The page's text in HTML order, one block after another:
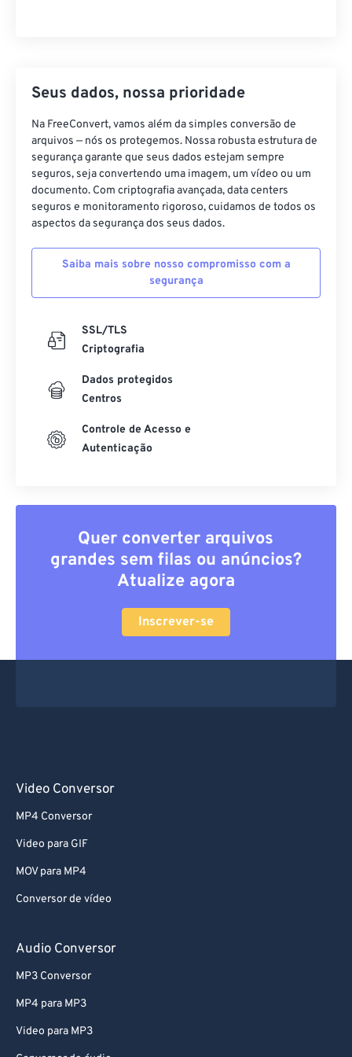
Seus dados, nossa prioridade
Na FreeConvert, vamos além da simples conversão de
arquivos — nós os protegemos. Nossa robusta estrutura de
segurança garante que seus dados estejam sempre
seguros, seja convertendo uma imagem, um vídeo ou um
documento. Com criptografia avançada, data centers
seguros e monitoramento rigoroso, cuidamos de todos os
aspectos da segurança dos seus dados.
Saiba mais sobre nosso compromisso com a
segurança
SSL/TLS
Criptografia
Dados protegidos
Centros
Controle de Acesso e
Autenticação
Quer converter arquivos
grandes sem filas ou anúncios?
Atualize agora
Inscrever-se
Video Conversor
MP4 Conversor
Video para GIF
MOV para MP4
Conversor de vídeo
Audio Conversor
MP3 Conversor
MP4 para MP3
Video para MP3